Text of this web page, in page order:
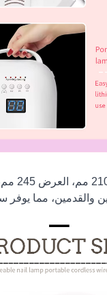
والقدمين، مما يوفر